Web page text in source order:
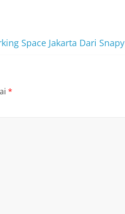
Space Jakarta Dari Snapy
*